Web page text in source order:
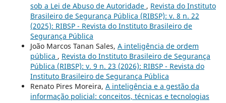
sob a Lei de Abuso de Autoridade , Revista do Instituto
Brasileiro de Segurança Pública (RIBSP): v. 8 n. 22
(2025): RIBSP - Revista do Instituto Brasileiro de
Segurança Pública
João Marcos Tanan Sales, A inteligência de ordem
pública , Revista do Instituto Brasileiro de Segurança
Pública (RIBSP): v. 9 n. 23 (2026): RIBSP - Revista do
Instituto Brasileiro de Segurança Pública
Renato Pires Moreira, A inteligência e a gestão da
informação policial: conceitos, técnicas e tecnologias